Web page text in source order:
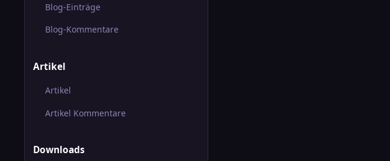
Blog-Einträge
Blog-Kommentare
Artikel
Artikel
Artikel Kommentare
Downloads